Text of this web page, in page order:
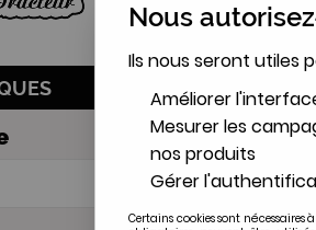
NOUVEAUTES
Nous
Ils nous seront utiles
Améliorer
Mesurer les
nos produits
Gérer
Certains cookies sont nécessaires